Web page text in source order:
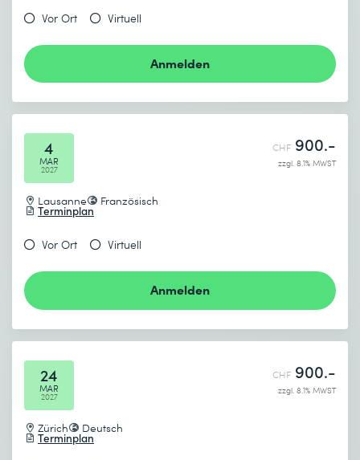
Vor Ort Virtuell
Anmelden
4
MAR
2027
Lausanne Französisch
Terminplan
CHF 900.-
zzgl. 8.1% MWST
Vor Ort Virtuell
Anmelden
24
MAR
2027
Zürich Deutsch
Terminplan
CHF 900.-
zzgl. 8.1% MWST